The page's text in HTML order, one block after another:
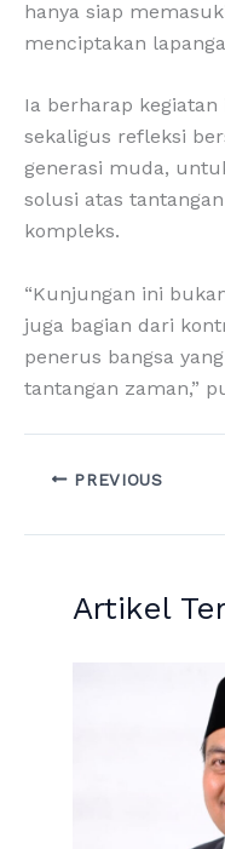
hanya siap
menciptakan
Ia berharap
sekaligus refleksi
generasi muda,
solusi atas
kompleks.
“Kunjungan ini
juga bagian dari
penerus bangsa
tantangan zaman,”
PREVIOUS
Artikel